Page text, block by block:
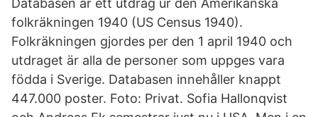
Databasen är ett utdrag ur den Amerikanska
folkräkningen 1940 (US Census 1940).
Folkräkningen gjordes per den 1 april 1940 och
utdraget är alla de personer som uppges vara
födda i Sverige. Databasen innehåller knappt
447.000 poster. Foto: Privat. Sofia Hallonqvist